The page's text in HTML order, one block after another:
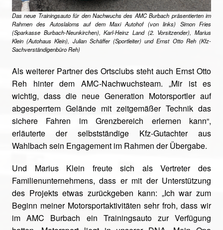
Das neue Trainingsauto für den Nachwuchs des AMC Burbach präsentierten im
Rahmen des Autoslaloms auf dem Maxi Autohof (von links) Simon Fries
(Sparkasse Burbach-Neunkirchen), Karl-Heinz Land (2. Vorsitzender), Marius
Klein (Autohaus Klein), Julian Schäffer (Sportleiter) und Ernst Otto Reh (Kfz-
Sachverständigenbüro Reh)
Als weiterer Partner des Ortsclubs steht auch Ernst Otto
Reh hinter dem AMC-Nachwuchsteam. „Mir ist es
wichtig, dass die neue Generation Motorsportler auf
abgesperrtem Gelände mit zeitgemäßer Technik das
sichere Fahren im Grenzbereich erlernen kann“,
erläuterte der selbstständige Kfz-Gutachter aus
Wahlbach sein Engagement im Rahmen der Übergabe.
Und Marius Klein freute sich als Vertreter des
Familienunternehmens, dass er mit der Unterstützung
des Projekts etwas zurückgeben kann: „Ich war zum
Beginn meiner Motorsportaktivitäten sehr froh, dass wir
im AMC Burbach ein Trainingsauto zur Verfügung